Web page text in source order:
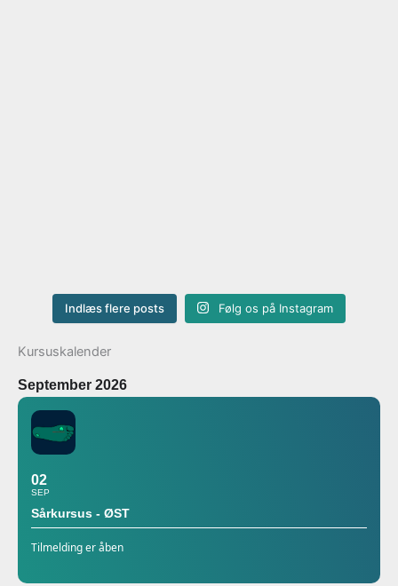
Indlæs flere posts Følg os på Instagram
Kursuskalender
September 2026
02
SEP
Sårkursus - ØST
Tilmelding er åben